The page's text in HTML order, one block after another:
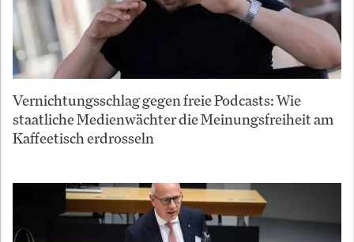
Vernichtungsschlag gegen freie Podcasts: Wie
staatliche Medienwächter die Meinungsfreiheit am
Kaffeetisch erdrosseln